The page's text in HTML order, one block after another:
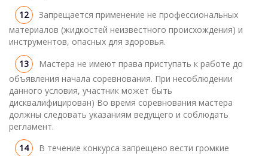
Запрещается применение не профессиональных
материалов (жидкостей неизвестного происхождения) и
инструментов, опасных для здоровья.
Мастера не имеют права приступать к работе до
объявления начала соревнования. При несоблюдении
данного условия, участник может быть
дисквалифицирован) Во время соревнования мастера
должны следовать указаниям ведущего и соблюдать
регламент.
В течение конкурса запрещено вести громкие